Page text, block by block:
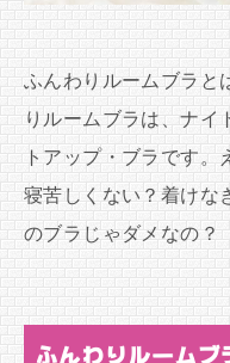
ふんわりルームブラと
りルームブラは、ナイ
トアップ・ブラです。
寝苦しくない？着けな
のブラじゃダメなの？
ふんわりルームブ